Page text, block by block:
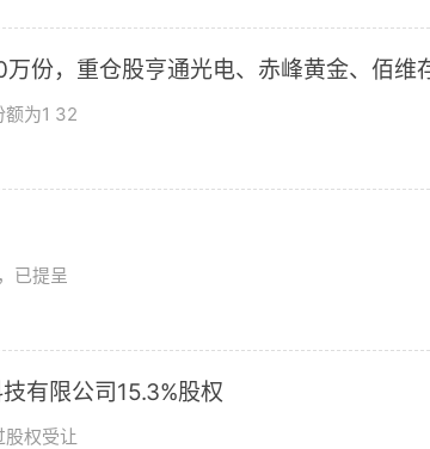
份，重仓股亨通光电、赤峰黄金、佰维
为1 32
已提呈
有限公司15.3%股权
权受让